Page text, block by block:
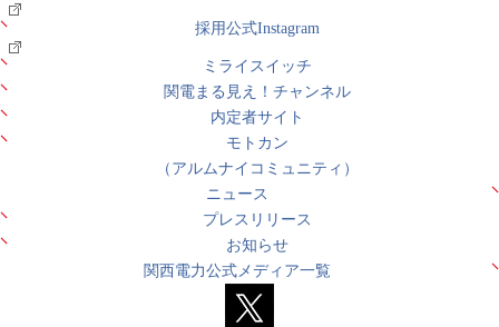
採用公式Instagram
ミライスイッチ
関電まる見え！チャンネル
内定者サイト
モトカン
（アルムナイコミュニティ）
ニュース
プレスリリース
お知らせ
関西電力公式メディア一覧